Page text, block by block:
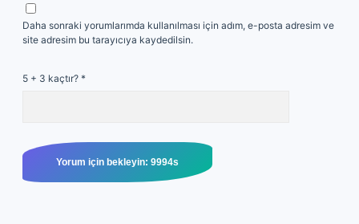
Daha sonraki yorumlarımda kullanılması için adım, e-posta adresim ve
site adresim bu tarayıcıya kaydedilsin.
5 + 3 kaçtır? *